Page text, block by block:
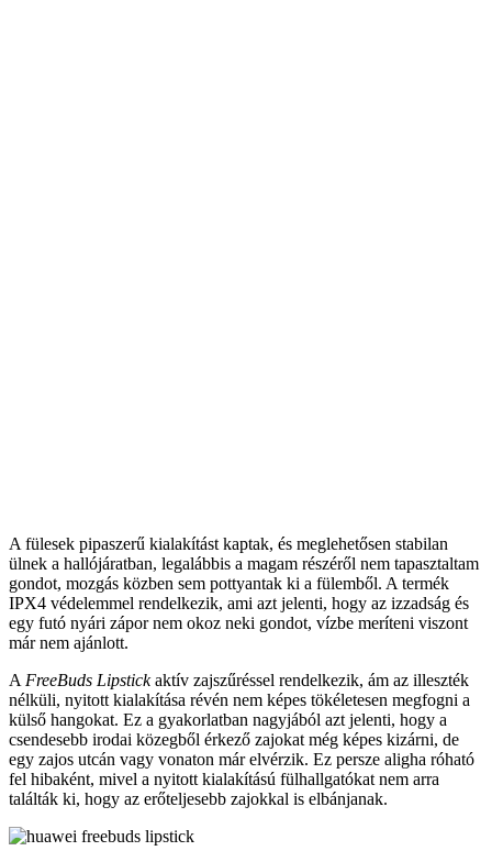
A fülesek pipaszerű kialakítást kaptak, és meglehetősen stabilan
ülnek a hallójáratban, legalábbis a magam részéről nem tapasztaltam
gondot, mozgás közben sem pottyantak ki a fülemből. A termék
IPX4 védelemmel rendelkezik, ami azt jelenti, hogy az izzadság és
egy futó nyári zápor nem okoz neki gondot, vízbe meríteni viszont
már nem ajánlott.
A FreeBuds Lipstickaktív zajszűréssel rendelkezik, ám az illeszték
nélküli, nyitott kialakítása révén nem képes tökéletesen megfogni a
külső hangokat. Ez a gyakorlatban nagyjából azt jelenti, hogy a
csendesebb irodai közegből érkező zajokat még képes kizárni, de
egy zajos utcán vagy vonaton már elvérzik. Ez persze aligha róható
fel hibaként, mivel a nyitott kialakítású fülhallgatókat nem arra
találták ki, hogy az erőteljesebb zajokkal is elbánjanak.